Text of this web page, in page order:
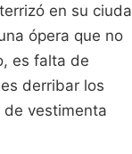
en su
ópera que no
es falta de
derribar los
vestimenta